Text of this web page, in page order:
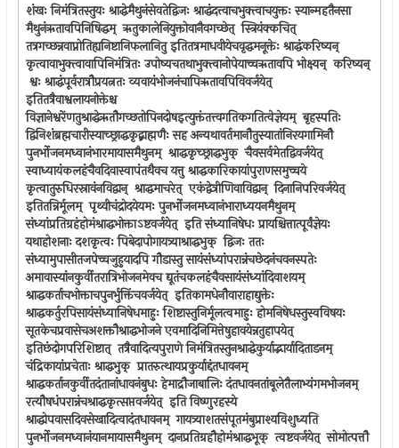
शंखः निमंत्रितस्तुयः श्राद्धेमैथुनंसेवतेद्विजः श्राद्धंदत्त्वाचभुक्त्वाचयुक्तः स्यान्महतैनसा
मैथुनंऋतावपिनिषिद्धम् ‍ ऋतुकालेनियुक्तोवानैवगच्छेत् ‍ स्त्रियंक्कचित् ‍
तत्रगच्छन्नवाप्नोतिह्यनिष्टानिफलानितु इतितत्रमाधवीयेचवृद्धमनूक्तेः श्राद्धंकरिष्यन् ‍
कृत्वावाभुक्त्वावापिनिमंत्रितः उपोष्यचतथाभुक्त्वानोपेयाच्चऋतावपि भोक्ष्यन् ‍ करिष्यन्
‍ श्वः श्राद्धंपूर्वरात्रौप्रयत्नतः व्यवायंभोजनंचापिऋतावपिविवर्जयेत् ‍
इतितत्रैवाश्वलायनोक्तेश्च
विज्ञानेश्वरेंणतुश्राद्धेऋतौगच्छतोपिनदोषइत्युक्तंतत्त्वगतिकगतित्वेज्ञेयम् ‍ बृहस्पतिः
द्विनिशंब्रह्मचारीस्याच्छ्राद्धकृद्ब्राह्मणैः सह अन्यथावर्तमानौतुस्यातांनिरयगामिनौ
पुनर्भोजनमध्वानंभारमायासमैथुनम् ‍ श्राद्धकृच्छ्राद्धभुक् ‍ चैवसर्वमेतद्विवर्जयेत् ‍
स्वाध्यायंकलहंचैवदिवास्वापंतथैवच यत्तु श्राद्धकारिकायांपुराणसमुच्चये
कृत्वातुरुधिरस्रावंनविद्वान् ‍ श्राद्धमाचरेत् ‍ एकंद्वेत्रीणिवाविद्वान् ‍ दिनानिपरिवर्जयेत् ‍
इतितन्निर्मूलम् ‍ पृथ्वीचंद्रोदयेयमः पुनर्भोजनमध्वानंभाराध्ययनमैथुनम् ‍
संध्यांप्रतिग्रहंहोमंश्राद्धभोक्ताऽष्टवर्जयेत् ‍ इति संध्यानिषेधः प्रायश्चित्तात्पूर्वंज्ञेयः
यथाहोशनाः दशकृत्वः पिबेदापोगायत्र्याश्राद्धभुक् ‍ द्विजः ततः
संध्यामुपासीतजपेच्चजुहुयादपि गौडास्तु सायंसंध्यांपरान्नंचछेदनंचवनस्पतेः
अमावास्यांनकुर्वीतरात्रिभोजनमेवच द्यूतंचकलहंचैवसायंसंध्यांदिवाशयम् ‍
श्राद्धकर्ताचभोक्ताचपुनर्भुक्तिंचवर्जयेत् ‍ इतिकामधेनौवाराहाद्युक्तेः
श्राद्धकर्तुरपिसायंसंध्यानिषेधमाहुः शिष्टास्तुनिर्मूलत्वमाहुः होमनिषेधस्तुस्वविषयः
सूतकेचप्रवासेचअशक्तौश्राद्धभोजने एवमादिनिमित्तेषुहावयेन्नतुहापयेत् ‍
इतिछंदोगपरिशिष्टात् ‍ तत्रैवादित्यपुराणे निमंत्रितस्तुनश्राद्धेकुर्याद्भार्यादिताडनम् ‍
चंद्रिकायांप्रचेताः श्राद्धभुक् ‍ प्रातरुत्थायप्रकुर्याद्दंतधावनम् ‍
श्राद्धकर्तानकुर्वीतदंतानांधावनंबुधः हेमाद्रौजाबालिः दंतधावनतांबूलेतैलाभ्यंगमभोजनम् ‍
रत्यौषधंपरान्नंचश्राद्धकृत्सप्तवर्जयेत् ‍ इति विष्णुरहस्ये
श्राद्धोपवासदिवसेखादित्वादंतधावनम् ‍ गायत्र्याशतसंपूतमंबुप्राश्यविशुध्यति
पुनर्भोजनमध्वानंयानमायासमैथुनम् ‍ दानप्रतिग्रहौहोमंश्राद्धभूक् ‍ त्वष्टवर्जयेत् ‍ सोमोत्पत्तौ